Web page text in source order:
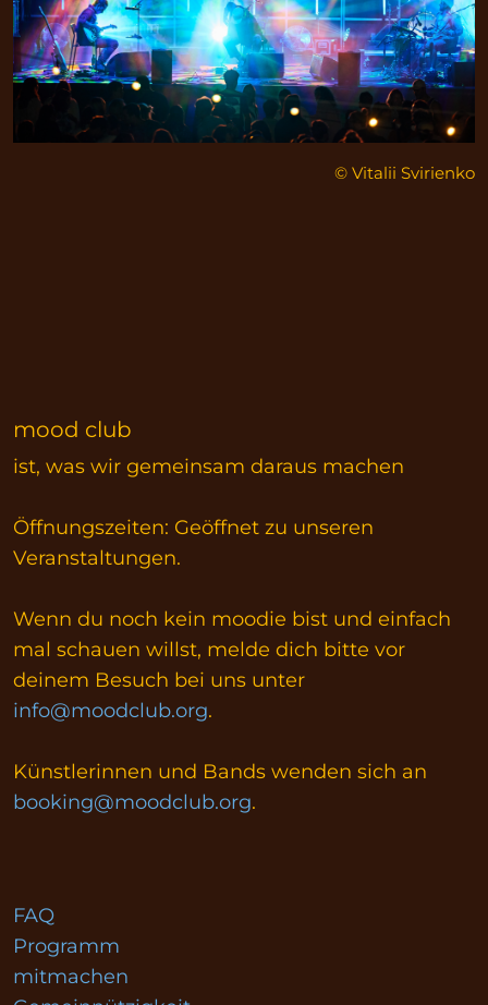
© Vitalii Svirienko
mood club
ist, was wir gemeinsam daraus machen
Öffnungszeiten: Geöffnet zu unseren
Veranstaltungen.
Wenn du noch kein moodie bist und einfach
mal schauen willst, melde dich bitte vor
deinem Besuch bei uns unter
info@moodclub.org.
Künstlerinnen und Bands wenden sich an
booking@moodclub.org.
FAQ
Programm
mitmachen